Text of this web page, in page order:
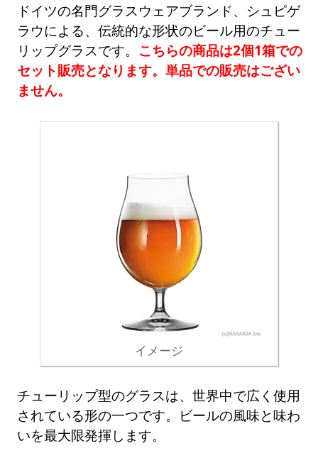
ドイツの名門グラスウェアブランド、シュピゲ
ラウによる、伝統的な形状のビール用のチュー
リップグラスです。 こちらの商品は2個1箱での
セット販売となります。単品での販売はござい
ません。
イメージ
チューリップ型のグラスは、世界中で広く使用
されている形の一つです。ビールの風味と味わ
いを最大限発揮します。